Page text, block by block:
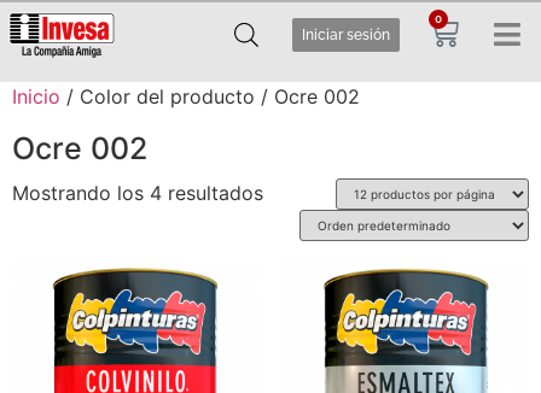
Iniciar sesión
0
Inicio / Color del producto / Ocre 002
Ocre 002
Mostrando los 4 resultados